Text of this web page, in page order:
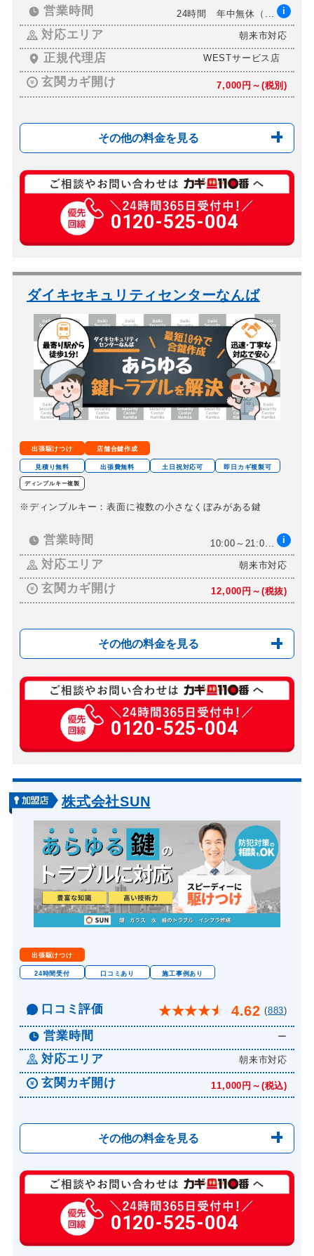
営業時間 24時間 年中無休（... i
対応エリア 朝来市対応
正規代理店 WESTサービス店
玄関カギ開け 7,000円～(税別)
その他の料金を見る
玄関カギ複製 499円(税込)～
玄関カギ開け 7,000円～(税別)
玄関カギ修理 7,000円～(税別)
玄関カギ交換 10,000円～(税別)
車カギ開け 7,000円～(税別)
バイクカギ開け 7,000円～(税別)
バイクカギ作成 7,000円～(税別)
金庫カギ開け 7,000円～(税別)
ロッカーカギ開け 7,000円～(税別)
0120-525-004
ダイキセキュリティセンターなんば
出張駆けつけ 店舗合鍵作成
見積り無料 出張費無料 土日祝対応可 即日カギ複製可
ディンプルキー複製
※ディンプルキー：表面に複数の小さなくぼみがある鍵
営業時間 10:00～21:0... i
対応エリア 朝来市対応
玄関カギ開け 12,000円～(税抜)
その他の料金を見る
玄関カギ複製 650円(税込)～
玄関カギ開け 12,000円～(税抜)
玄関カギ修理 8,800円～(税込)
玄関カギ交換
バイクカギ開け 別途お見積り
バイクカギ作成 別途お見積り
スーツケースカギ開け 5,500円～(税込)
スーツケースカギ作成 5,500円～(税込)
金庫カギ開け 12,000円～(税抜)
金庫カギ交換
ドアノブカギ開け
ドアノブカギ作成 8,800円～(税込)
ドアノブカギ交換 8,800円～(税込)
0120-525-004
株式会社SUN
出張駆けつけ
24時間受付 口コミあり 施工事例あり
口コミ評価 ★★★★★ 4.62 (883)
営業時間 ー
対応エリア 朝来市対応
玄関カギ開け 11,000円～(税込)
その他の料金を見る
玄関カギ修理 6,600円～(税込)
玄関カギ作成 14,300円～(税込)
玄関カギ交換 14,300円～(税込)
0120-525-004